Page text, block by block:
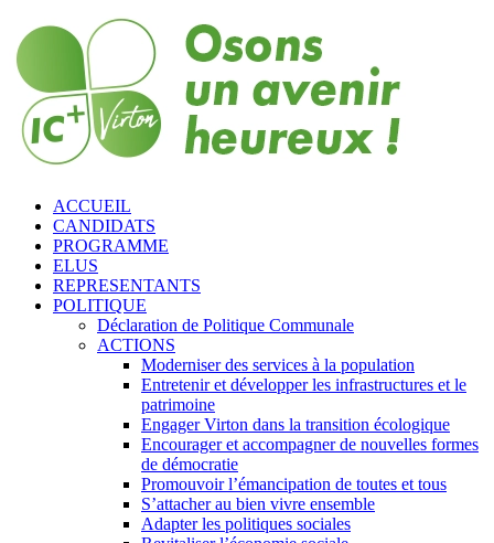
ACCUEIL
CANDIDATS
PROGRAMME
ELUS
REPRESENTANTS
POLITIQUE
Déclaration de Politique Communale
ACTIONS
Moderniser des services à la population
Entretenir et développer les infrastructures et le
patrimoine
Engager Virton dans la transition écologique
Encourager et accompagner de nouvelles formes
de démocratie
Promouvoir l’émancipation de toutes et tous
S’attacher au bien vivre ensemble
Adapter les politiques sociales